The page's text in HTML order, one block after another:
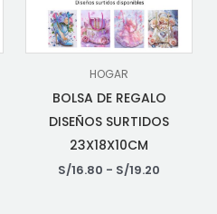
HOGAR
BOLSA DE REGALO
DISEÑOS SURTIDOS
23X18X10CM
S/16.80 - S/19.20